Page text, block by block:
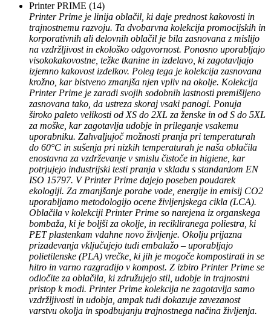
Printer PRIME (14)
Printer Prime je linija oblačil, ki daje prednost kakovosti in
trajnostnemu razvoju. Ta dvobarvna kolekcija promocijskih in
korporativnih ali delovnih oblačil je bila zasnovana z mislijo
na vzdržljivost in ekološko odgovornost. Ponosno uporabljajo
visokokakovostne, težke tkanine in izdelavo, ki zagotavljajo
izjemno kakovost izdelkov. Poleg tega je kolekcija zasnovana
krožno, kar bistveno zmanjša njen vpliv na okolje. Kolekcija
Printer Prime je zaradi svojih sodobnih lastnosti premišljeno
zasnovana tako, da ustreza skoraj vsaki panogi. Ponuja
široko paleto velikosti od XS do 2XL za ženske in od S do 5XL
za moške, kar zagotavlja udobje in prileganje vsakemu
uporabniku. Zahvaljujoč možnosti pranja pri temperaturah
do 60°C in sušenja pri nizkih temperaturah je naša oblačila
enostavna za vzdrževanje v smislu čistoče in higiene, kar
potrjujejo industrijski testi pranja v skladu s standardom EN
ISO 15797. V Printer Prime dajejo poseben poudarek
ekologiji. Za zmanjšanje porabe vode, energije in emisij CO2
uporabljamo metodologijo ocene življenjskega cikla (LCA).
Oblačila v kolekciji Printer Prime so narejena iz organskega
bombaža, ki je boljši za okolje, in recikliranega poliestra, ki
PET plastenkam vdahne novo življenje. Okolju prijazna
prizadevanja vključujejo tudi embalažo – uporabljajo
polietilenske (PLA) vrečke, ki jih je mogoče kompostirati in se
hitro in varno razgradijo v kompost. Z izbiro Printer Prime se
odločite za oblačila, ki združujejo stil, udobje in trajnostni
pristop k modi. Printer Prime kolekcija ne zagotavlja samo
vzdržljivosti in udobja, ampak tudi dokazuje zavezanost
varstvu okolja in spodbujanju trajnostnega načina življenja.